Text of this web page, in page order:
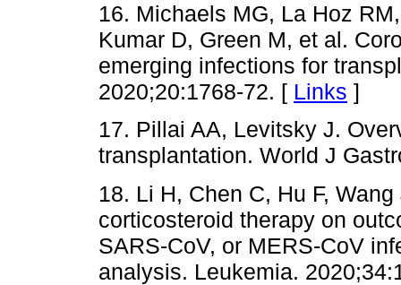
16. Michaels MG, La Hoz
Kumar D, Green M, et al.
emerging infections for
2020;20:1768-72. [ Links ]
17. Pillai AA, Levitsky J.
transplantation. World J
18. Li H, Chen C, Hu F,
corticosteroid therapy on
SARS-CoV, or MERS-CoV
analysis. Leukemia.